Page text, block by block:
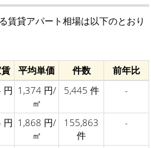
賃貸アパート相場は以下のとおり
平均単価 件数
前年比
円 1,374 円/
㎡
5,445 件 -
円 1,868 円/
㎡
155,863
件
-